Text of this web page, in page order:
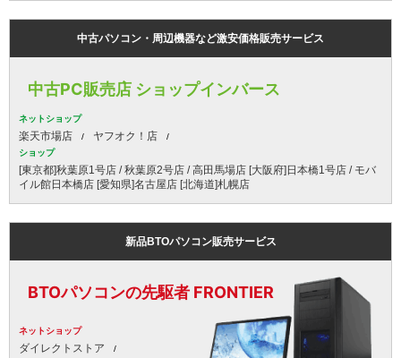
中古パソコン・周辺機器など激安価格販売サービス
中古PC販売店 ショップインバース
ネットショップ
楽天市場店 ヤフオク！店
ショップ
[東京都]秋葉原1号店 / 秋葉原2号店 / 高田馬場店 [大阪府]日本橋1号店 / モバ
イル館日本橋店 [愛知県]名古屋店 [北海道]札幌店
新品BTOパソコン販売サービス
BTOパソコンの先駆者 FRONTIER
ネットショップ
ダイレクトストア